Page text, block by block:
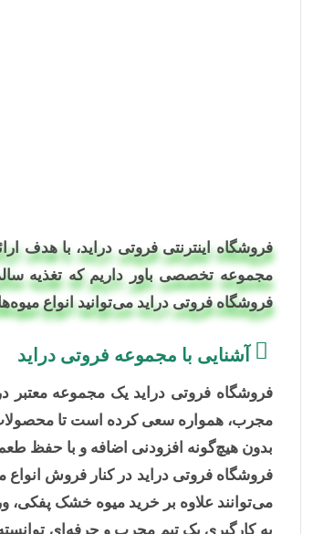
فروشگاه اینترنتی فروتی دراید، با هدف
مجموعه تخصصی باور داریم که تغذیه
فروشگاه فروتی دراید می‌توانید انواع
آشنایی با مجموعه فروتی دراید
فروشگاه فروتی دراید یک مجموعه معتبر
مجرب، همواره سعی کرده است تا محصولات
بدون هیچ‌گونه افزودنی اضافه و با
فروشگاه فروتی دراید در کنار فروش
می‌توانند علاوه بر خرید میوه خشک
به کارگیری یک تیم مجرب و حرفه‌ای